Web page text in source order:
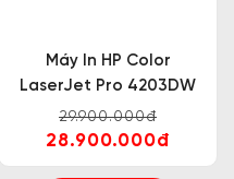
Máy In HP Color
LaserJet Pro 4203DW
29.900.000đ
28.900.000đ